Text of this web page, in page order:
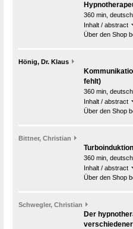
360 min, deutsch
Inhalt / abstract
Über den Shop
Hönig, Dr. Klaus
fehlt)
360 min, deutsch
Inhalt / abstract
Über den Shop
Bittner, Christian
360 min, deutsch
Inhalt / abstract
Über den Shop
Schwegler, Christian
Der